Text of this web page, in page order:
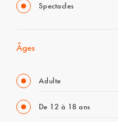
Spectacles
Âges
Adulte
De 12 à 18 ans